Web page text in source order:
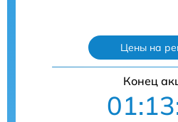
Цены на
Конец